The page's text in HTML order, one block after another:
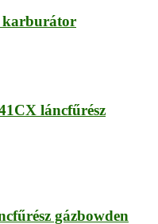
karburátor
láncfűrész
gázbowden